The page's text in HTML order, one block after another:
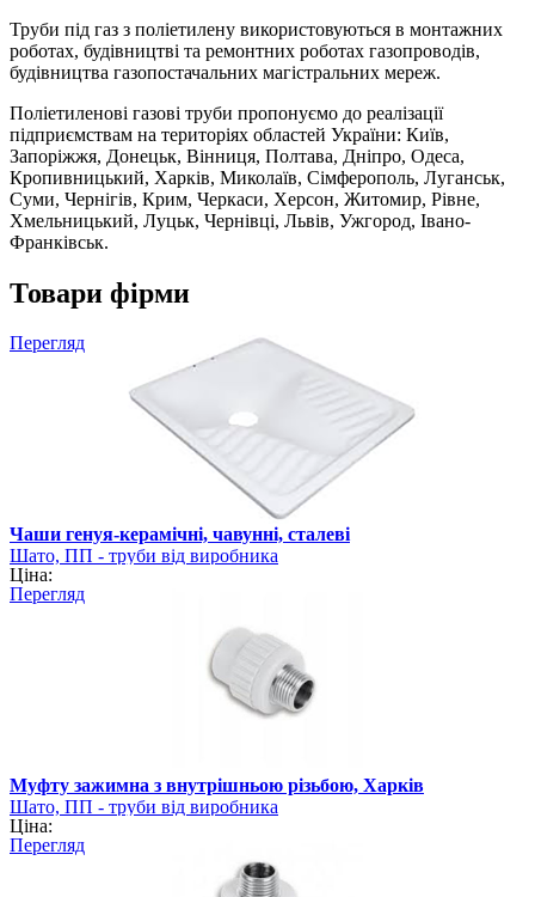
Труби під газ з поліетилену використовуються в монтажних
роботах, будівництві та ремонтних роботах газопроводів,
будівництва газопостачальних магістральних мереж.
Поліетиленові газові труби пропонуємо до реалізації
підприємствам на територіях областей України: Київ,
Запоріжжя, Донецьк, Вінниця, Полтава, Дніпро, Одеса,
Кропивницький, Харків, Миколаїв, Сімферополь, Луганськ,
Суми, Чернігів, Крим, Черкаси, Херсон, Житомир, Рівне,
Хмельницький, Луцьк, Чернівці, Львів, Ужгород, Івано-
Франківськ.
Товари фірми
Перегляд
Чаши генуя-керамічні, чавунні, сталеві
Шато, ПП - труби від виробника
Ціна:
Перегляд
Муфту зажимна з внутрішньою різьбою, Харків
Шато, ПП - труби від виробника
Ціна:
Перегляд